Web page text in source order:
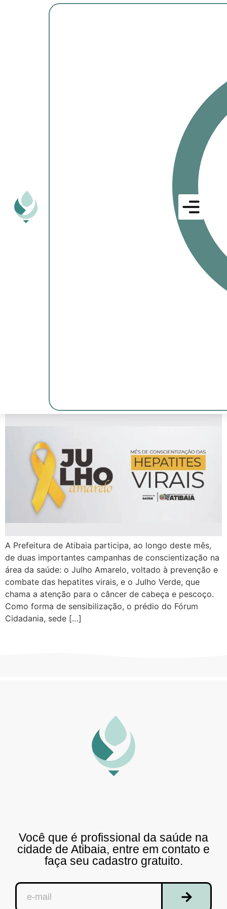
A Prefeitura de Atibaia participa, ao longo deste mês,
de duas importantes campanhas de conscientização na
área da saúde: o Julho Amarelo, voltado à prevenção e
combate das hepatites virais, e o Julho Verde, que
chama a atenção para o câncer de cabeça e pescoço.
Como forma de sensibilização, o prédio do Fórum
Cidadania, sede […]
Você que é profissional da saúde na
cidade de Atibaia, entre em contato e
faça seu cadastro gratuito.